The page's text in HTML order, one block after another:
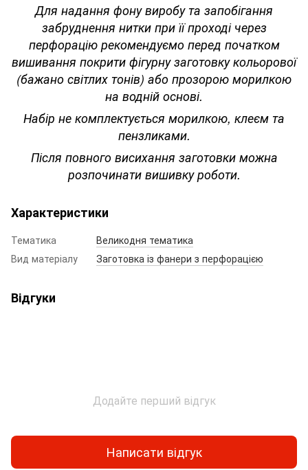
Для надання фону виробу та запобігання
забруднення нитки при її проході через
перфорацію рекомендуємо перед початком
вишивання покрити фігурну заготовку кольорової
(бажано світлих тонів) або прозорою морилкою
на водній основі.
Набір не комплектується морилкою, клеєм та
пензликами.
Після повного висихання заготовки можна
розпочинати вишивку роботи.
Характеристики
Тематика
Великодня тематика
Вид матеріалу
Заготовка із фанери з перфорацією
Відгуки
Додайте перший відгук
Написати відгук